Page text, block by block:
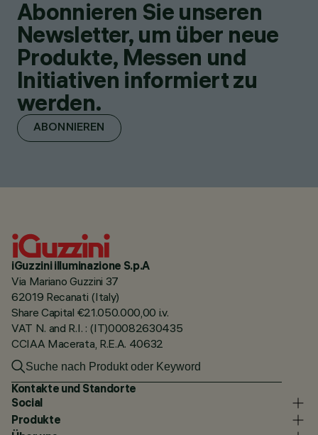
Abonnieren Sie unseren
Newsletter, um über neue
Produkte, Messen und
Initiativen informiert zu
werden.
ABONNIEREN
iGuzzini illuminazione S.p.A
Via Mariano Guzzini 37
62019 Recanati (Italy)
Share Capital €21.050.000,00 i.v.
VAT N. and R.I. : (IT)00082630435
CCIAA Macerata, R.E.A. 40632
Kontakte und Standorte
Social
Produkte